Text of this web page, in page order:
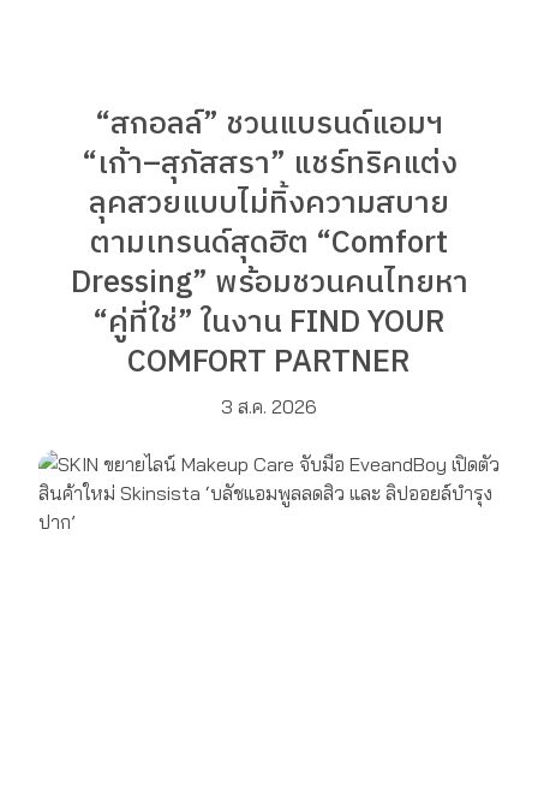
“สกอลล์” ชวนแบรนด์แอมฯ
“เก้า–สุภัสสรา” แชร์ทริคแต่ง
ลุคสวยแบบไม่ทิ้งความสบาย
ตามเทรนด์สุดฮิต “Comfort
Dressing” พร้อมชวนคนไทยหา
“คู่ที่ใช่” ในงาน FIND YOUR
COMFORT PARTNER
3 ส.ค. 2026